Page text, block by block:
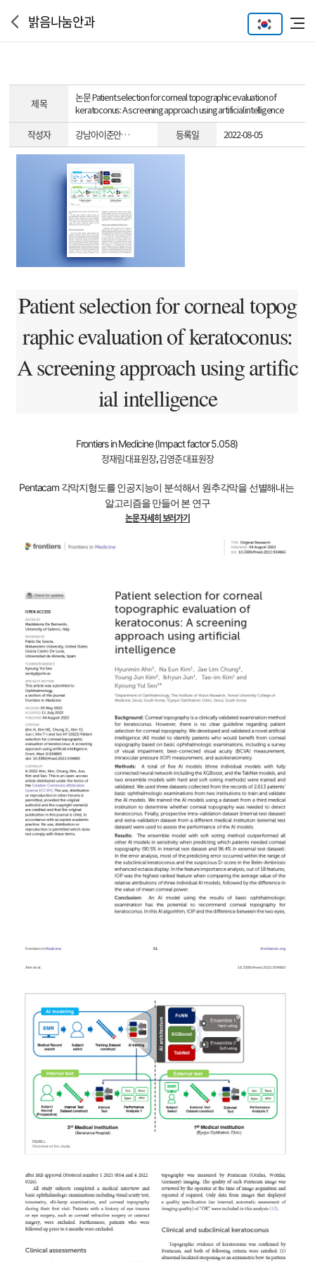
밝음나눔안과
제 목 논문Patient selection for corneal topographic evaluation of
keratoconus: A screening approach using artificial intelligence
작성자
강남아이준안… 등록일 2022-08-05
Patient selection for corneal topog
raphic evaluation of keratoconus:
A screening approach using artific
ial intelligence
Frontiers in Medicine (Impact factor 5.058)
정재림 대표원장, 김영준 대표원장
Pentacam 각막지형도를 인공지능이 분석해서 원추각막을 선별해내는
알고리즘을 만들어 본 연구
논문 자세히 보러가기